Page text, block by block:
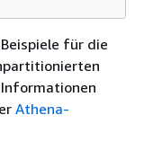
für die
Athena-